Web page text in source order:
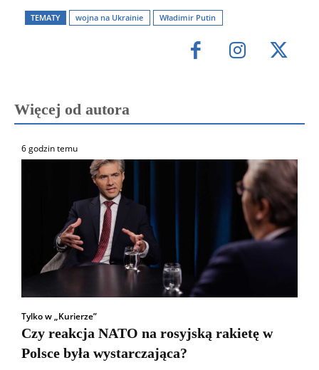
TEMATY wojna na Ukrainie Władimir Putin
Więcej od autora
6 godzin temu
Tylko w „Kurierze”
Czy reakcja NATO na rosyjską rakietę w
Polsce była wystarczająca?